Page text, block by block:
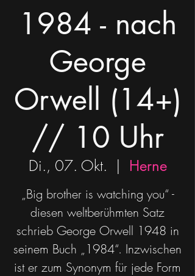
1984 - nach
George
Orwell (14+)
// 10 Uhr
Di., 07. Okt.
  |
Herne
„Big brother is watching you“ -
diesen weltberühmten Satz
schrieb George Orwell 1948 in
seinem Buch „1984“. Inzwischen
ist er zum Synonym für jede Form